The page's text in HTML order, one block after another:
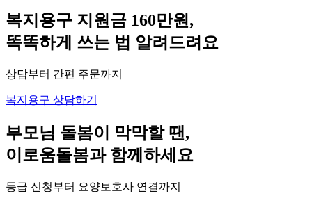
복지용구 지원금 160만원,
똑똑하게 쓰는 법 알려드려요
상담부터 간편 주문까지
복지용구 상담하기
부모님 돌봄이 막막할 땐,
이로움돌봄과 함께하세요
등급 신청부터 요양보호사 연결까지